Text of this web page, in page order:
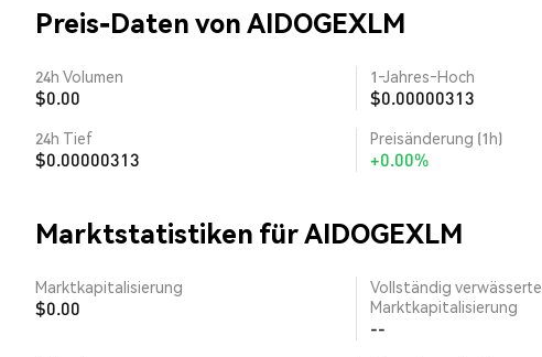
Preis-Daten von AIDOGEXLM
24h Volumen
$0.00
1‑Jahres‑Hoch
$0.00000313
24h Tief
$0.00000313
Preisänderung (1h)
+0.00%
Marktstatistiken für AIDOGEXLM
Marktkapitalisierung
$0.00
Vollständig verwässerte
Marktkapitalisierung
--